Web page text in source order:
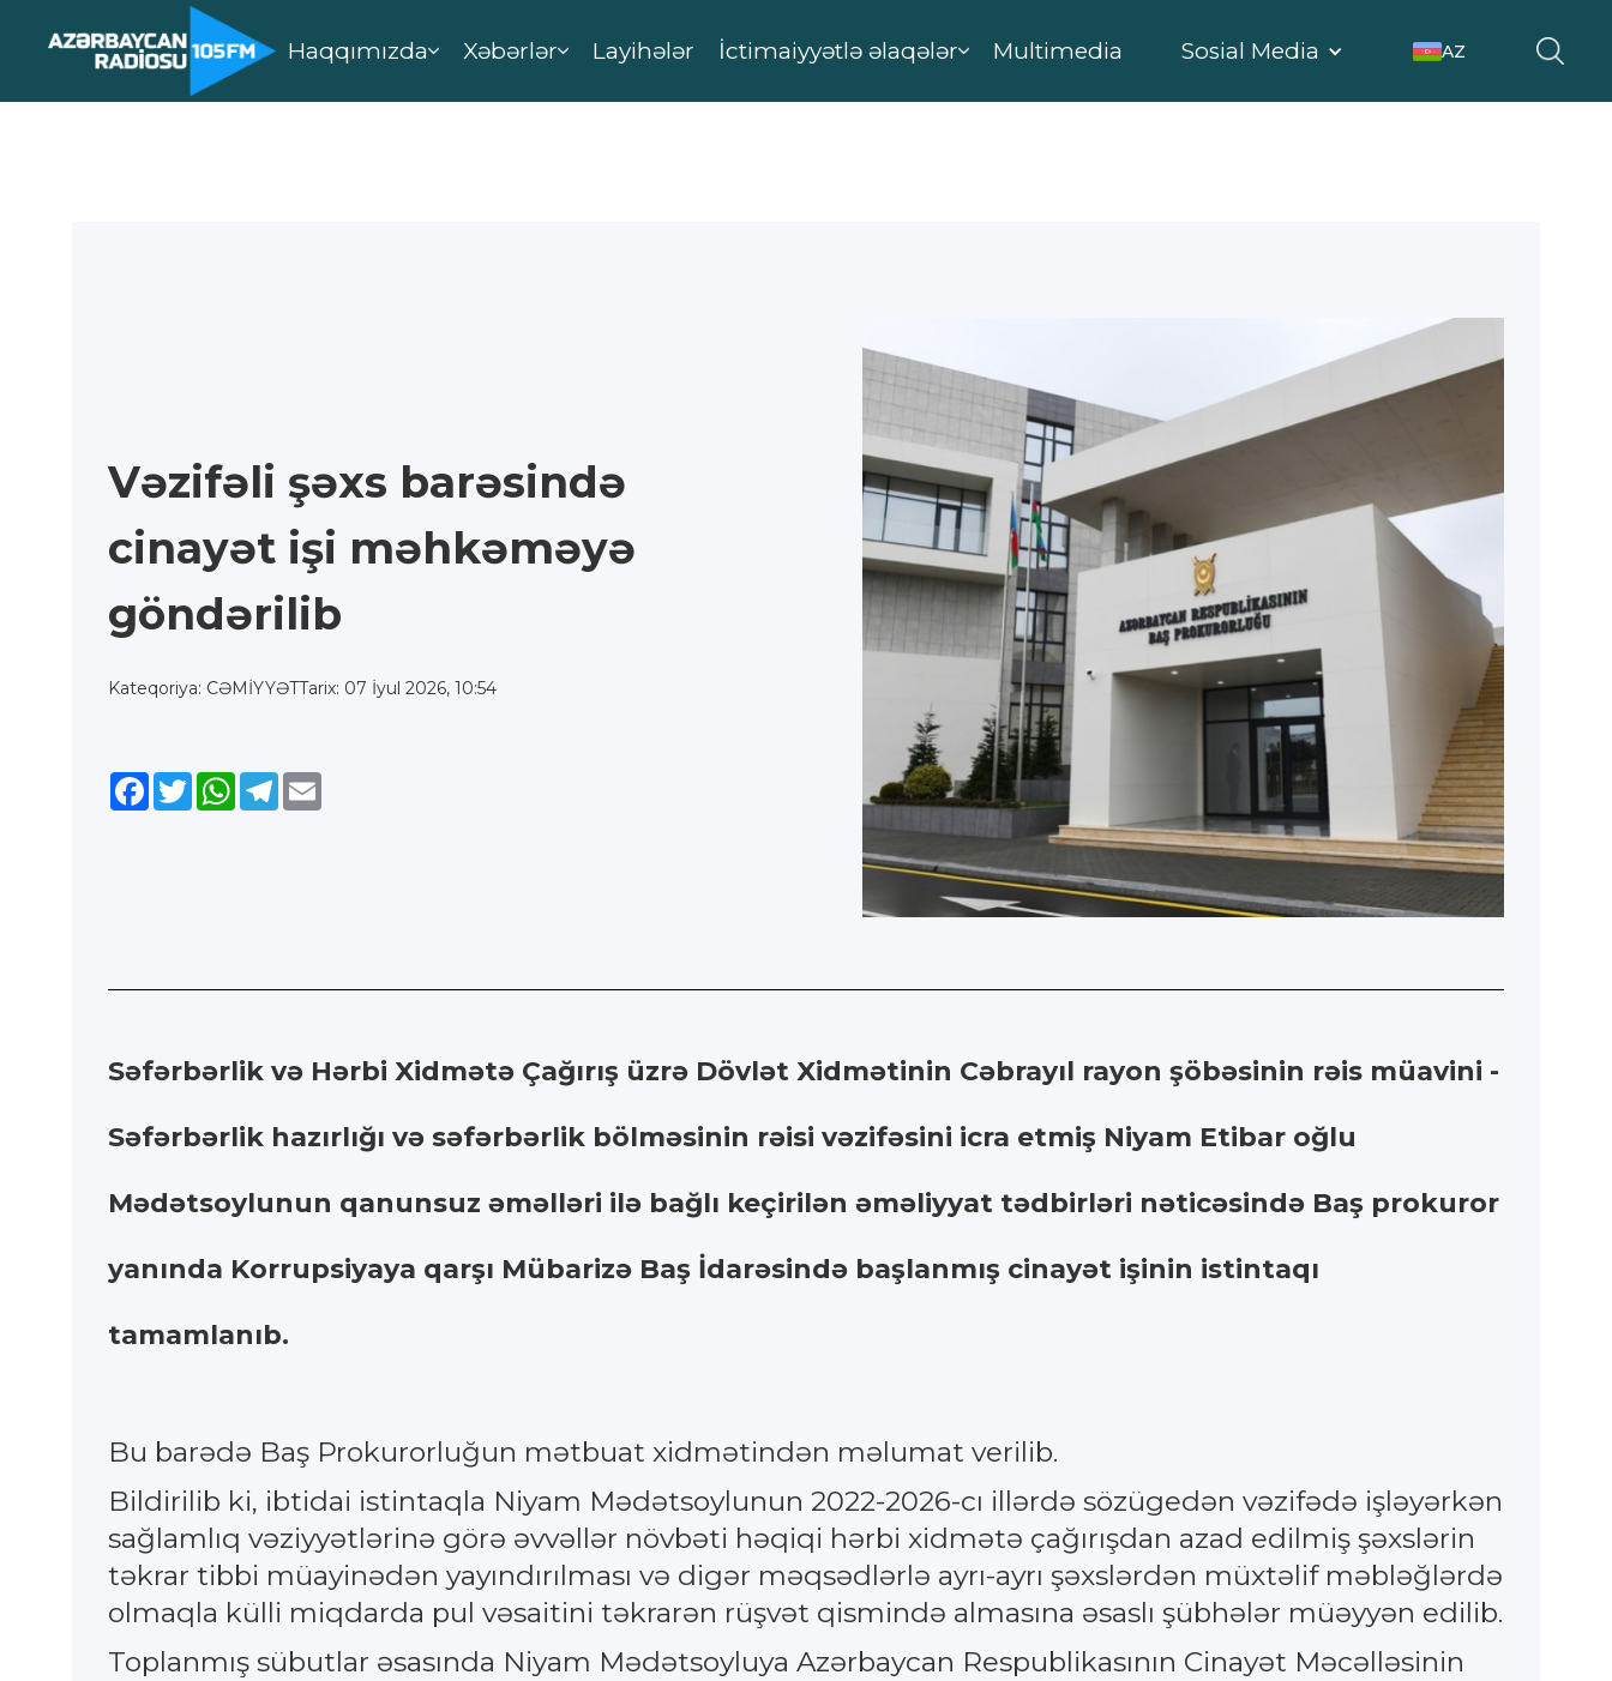
Haqqımızda Xəbərlər Layihələr İctimaiyyətlə əlaqələr Multimedia Sosial Media AZ
Vəzifəli şəxs barəsində
cinayət işi məhkəməyə
göndərilib
Kateqoriya: CƏMİYYƏTTarix: 07 İyul 2026, 10:54
Facebook
TwitterWhatsApp
Telegram
Səfərbərlik və Hərbi Xidmətə Çağırış üzrə Dövlət Xidmətinin Cəbrayıl rayon şöbəsinin rəis müavini -
Səfərbərlik hazırlığı və səfərbərlik bölməsinin rəisi vəzifəsini icra etmiş Niyam Etibar oğlu
Mədətsoylunun qanunsuz əməlləri ilə bağlı keçirilən əməliyyat tədbirləri nəticəsində Baş prokuror
yanında Korrupsiyaya qarşı Mübarizə Baş İdarəsində başlanmış cinayət işinin istintaqı
tamamlanıb.
Bu barədə Baş Prokurorluğun mətbuat xidmətindən məlumat verilib.
Bildirilib ki, ibtidai istintaqla Niyam Mədətsoylunun 2022-2026-cı illərdə sözügedən vəzifədə işləyərkən
sağlamlıq vəziyyətlərinə görə əvvəllər növbəti həqiqi hərbi xidmətə çağırışdan azad edilmiş şəxslərin
təkrar tibbi müayinədən yayındırılması və digər məqsədlərlə ayrı-ayrı şəxslərdən müxtəlif məbləğlərdə
olmaqla külli miqdarda pul vəsaitini təkrarən rüşvət qismində almasına əsaslı şübhələr müəyyən edilib.
Toplanmış sübutlar əsasında Niyam Mədətsoyluya Azərbaycan Respublikasının Cinayət Məcəlləsinin